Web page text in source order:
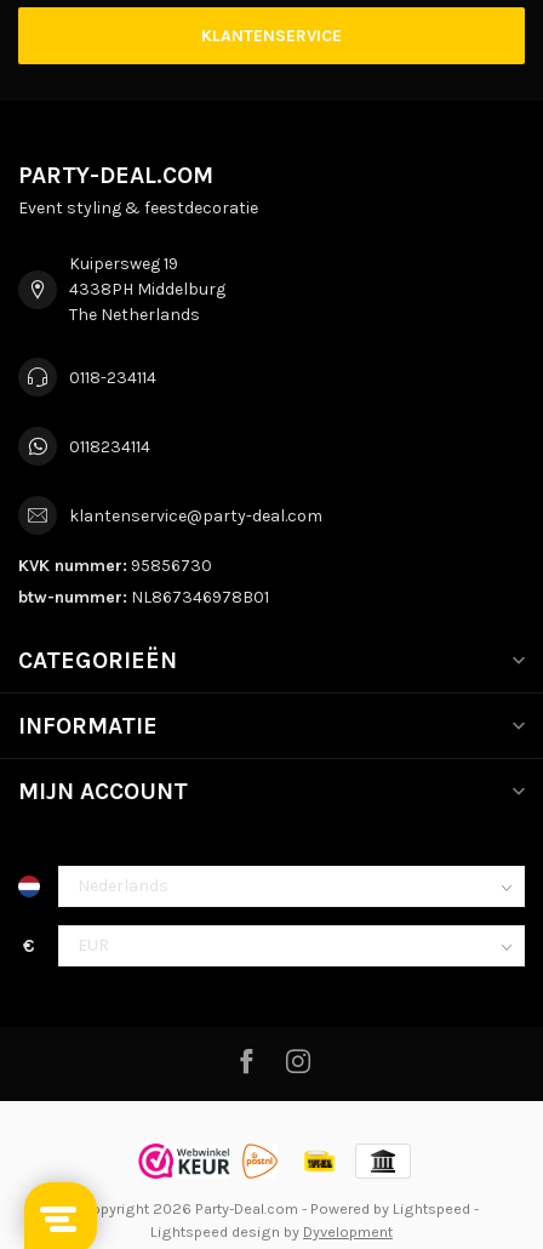
KLANTENSERVICE
PARTY-DEAL.COM
Event styling & feestdecoratie
Kuipersweg 19
4338PH Middelburg
The Netherlands
0118-234114
0118234114
klantenservice@party-deal.com
KVK nummer: 95856730
btw-nummer: NL867346978B01
CATEGORIEËN
INFORMATIE
MIJN ACCOUNT
€
© Copyright 2026 Party-Deal.com - Powered by Lightspeed -
Lightspeed design by Dyvelopment